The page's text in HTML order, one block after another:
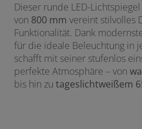
Dieser runde LED-
von 800 mm vereint stilvolles
Funktionalität. Dank
für die ideale Beleuchtung in
schafft mit seiner stufenlos
perfekte Atmosphäre – von
bis hin zu tageslichtweißem